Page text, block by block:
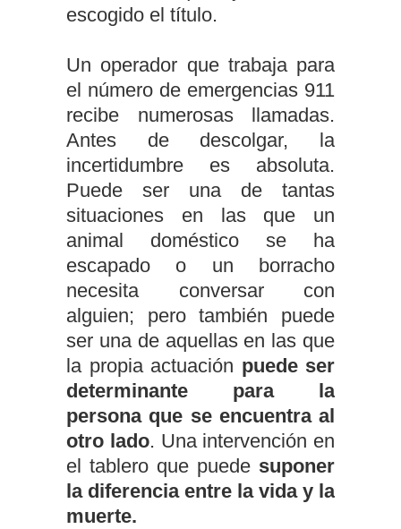
escogido el título.
Un operador que trabaja para
el número de emergencias 911
recibe numerosas llamadas.
Antes de descolgar, la
incertidumbre es absoluta.
Puede ser una de tantas
situaciones en las que un
animal doméstico se ha
escapado o un borracho
necesita conversar con
alguien; pero también puede
ser una de aquellas en las que
la propia actuación puede ser
determinante para la
persona que se encuentra al
otro lado. Una intervención en
el tablero que puede suponer
la diferencia entre la vida y la
muerte.